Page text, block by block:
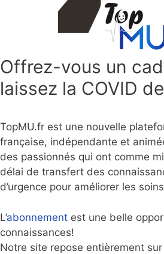
Offrez-vous un
laissez la COVID
TopMU.fr est une nouvelle
française, indépendante et
des passionnés qui ont comme
délai de transfert des
d’urgence pour améliorer les
L’abonnement est une belle
connaissances!
Notre site repose entièrement sur